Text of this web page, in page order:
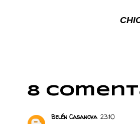
8
Belén Casanova 23:10